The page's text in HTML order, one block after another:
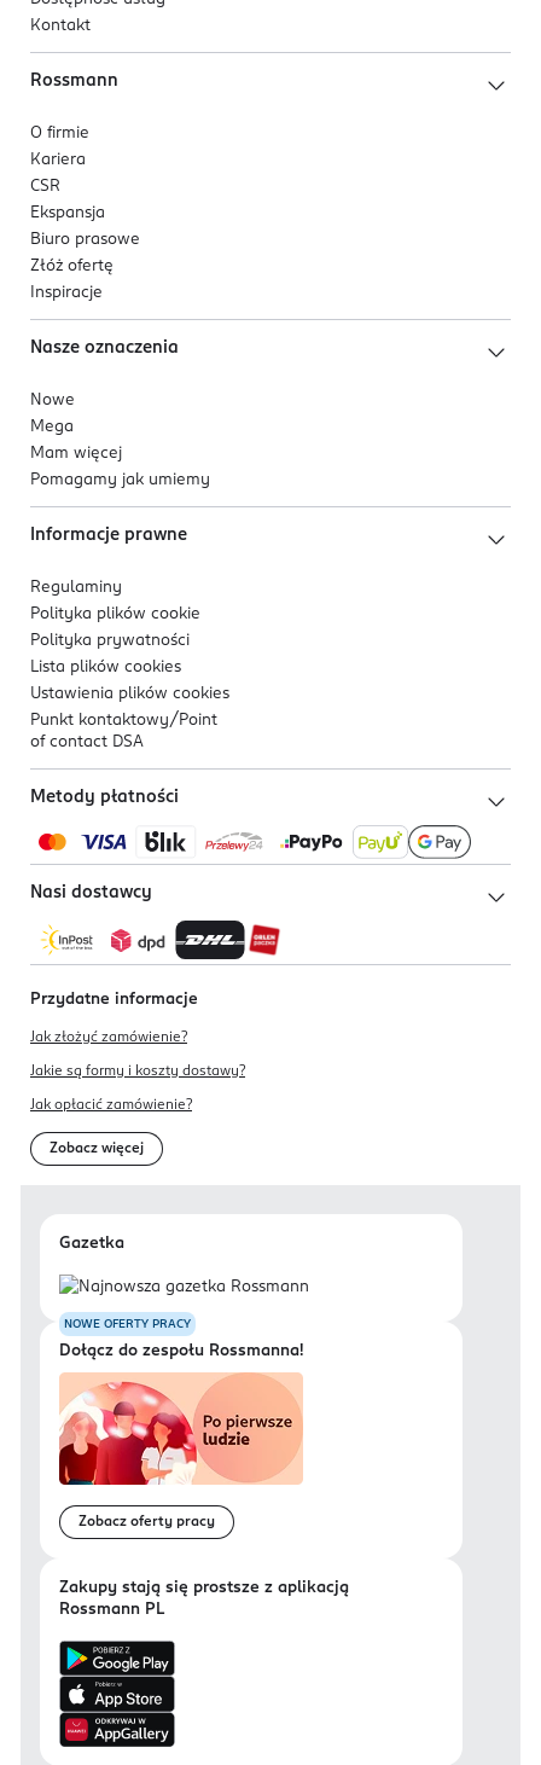
Kontakt
Rossmann
O firmie
Kariera
CSR
Ekspansja
Biuro prasowe
Złóż ofertę
Inspiracje
Nasze oznaczenia
Nowe
Mega
Mam więcej
Pomagamy jak umiemy
Informacje prawne
Regulaminy
Polityka plików cookie
Polityka prywatności
Lista plików cookies
Ustawienia plików cookies
Punkt kontaktowy/ Point
of contact DSA
Metody płatności
Nasi dostawcy
Przydatne informacje
Jak złożyć zamówienie?
Jakie są formy i koszty dostawy?
Jak opłacić zamówienie?
Zobacz więcej
Gazetka
NOWE OFERTY PRACY
Dołącz do zespołu Rossmanna!
Zobacz oferty pracy
Zakupy stają się prostsze z aplikacją
Rossmann PL